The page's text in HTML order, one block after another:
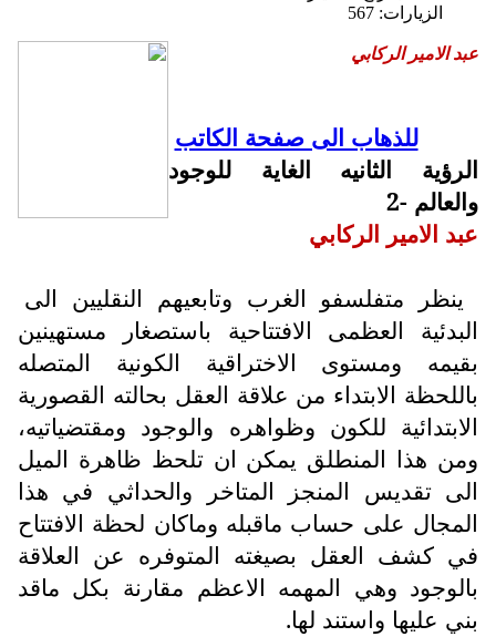
الزيارات: 567
عبد الامير الركابي
للذهاب الى صفحة الكاتب
الرؤية الثانيه الغاية للوجود
والعالم -2
عبد الامير الركابي
ينظر متفلسفو الغرب وتابعيهم النقليين الى
البدئية العظمى الافتتاحية باستصغار مستهينين
بقيمه ومستوى الاختراقية الكونية المتصله
باللحظة الابتداء من علاقة العقل بحالته القصورية
الابتدائية للكون وظواهره والوجود ومقتضياتيه،
ومن هذا المنطلق يمكن ان تلحظ ظاهرة الميل
الى تقديس المنجز المتاخر والحداثي في هذا
المجال على حساب ماقبله وماكان لحظة الافتتاح
في كشف العقل بصيغته المتوفره عن العلاقة
بالوجود وهي المهمه الاعظم مقارنة بكل ماقد
بني عليها واستند لها.